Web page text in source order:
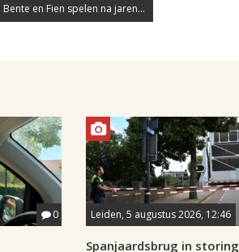
en Fien spelen na jaren...
0 Leiden, 5 augustus 2026, 12:46
Spanjaardsbrug in storing